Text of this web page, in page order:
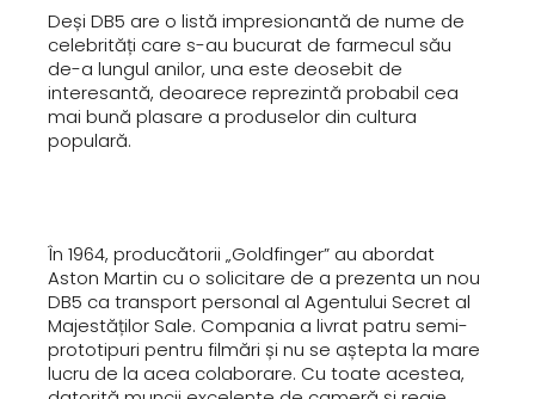
Deși DB5 are o listă impresionantă de nume de
celebrități care s-au bucurat de farmecul său
de-a lungul anilor, una este deosebit de
interesantă, deoarece reprezintă probabil cea
mai bună plasare a produselor din cultura
populară.
În 1964, producătorii „Goldfinger” au abordat
Aston Martin cu o solicitare de a prezenta un nou
DB5 ca transport personal al Agentului Secret al
Majestăților Sale. Compania a livrat patru semi-
prototipuri pentru filmări și nu se aștepta la mare
lucru de la acea colaborare. Cu toate acestea,